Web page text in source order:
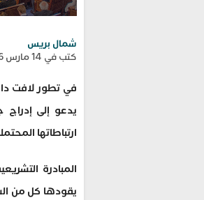
شمال بريس
كتب في 14 مارس 2026 - 10:55 ص
في تطور لافت
يدعو إلى إدراج
ارتباطاتها
يقودها كل من